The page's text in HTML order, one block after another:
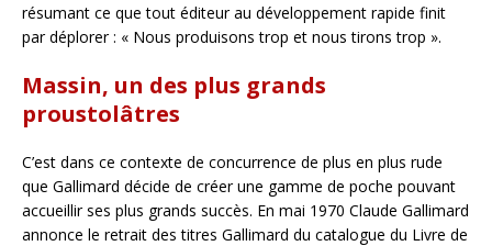
résumant ce que tout éditeur au développement rapide finit
par déplorer : « Nous produisons trop et nous tirons trop ».
Massin, un des plus grands
proustolâtres
C’est dans ce contexte de concurrence de plus en plus rude
que Gallimard décide de créer une gamme de poche pouvant
accueillir ses plus grands succès. En mai 1970 Claude Gallimard
annonce le retrait des titres Gallimard du catalogue du Livre de